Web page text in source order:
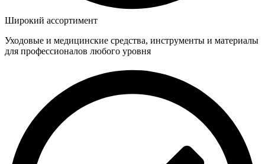
Широкий ассортимент
Уходовые и медицинские средства, инструменты и материалы
для профессионалов любого уровня